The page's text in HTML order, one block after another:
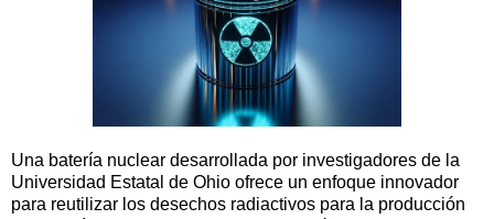
Una batería nuclear desarrollada por investigadores de la
Universidad Estatal de Ohio ofrece un enfoque innovador
para reutilizar los desechos radiactivos para la producción